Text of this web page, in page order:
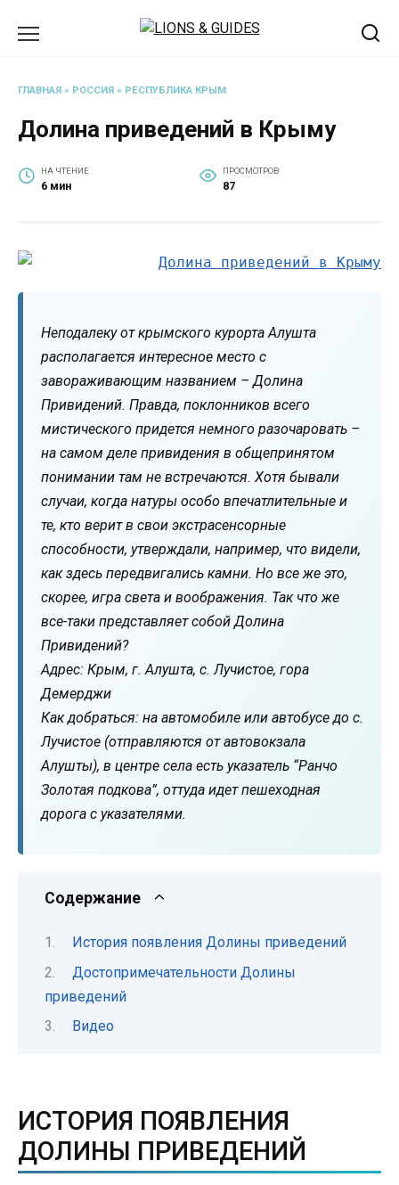
ГЛАВНАЯ » РОССИЯ » РЕСПУБЛИКА КРЫМ
Долина приведений в Крыму
НА ЧТЕНИЕ
6 мин
ПРОСМОТРОВ
87
Неподалеку от крымского курорта Алушта
располагается интересное место с
завораживающим названием – Долина
Привидений. Правда, поклонников всего
мистического придется немного разочаровать –
на самом деле привидения в общепринятом
понимании там не встречаются. Хотя бывали
случаи, когда натуры особо впечатлительные и
те, кто верит в свои экстрасенсорные
способности, утверждали, например, что видели,
как здесь передвигались камни. Но все же это,
скорее, игра света и воображения. Так что же
все-таки представляет собой Долина
Привидений?
Адрес: Крым, г. Алушта, с. Лучистое, гора
Демерджи
Как добраться: на автомобиле или автобусе до с.
Лучистое (отправляются от автовокзала
Алушты), в центре села есть указатель “Ранчо
Золотая подкова”, оттуда идет пешеходная
дорога с указателями.
Содержание
История появления Долины приведений
Достопримечательности Долины
приведений
Видео
ИСТОРИЯ ПОЯВЛЕНИЯ
ДОЛИНЫ ПРИВЕДЕНИЙ